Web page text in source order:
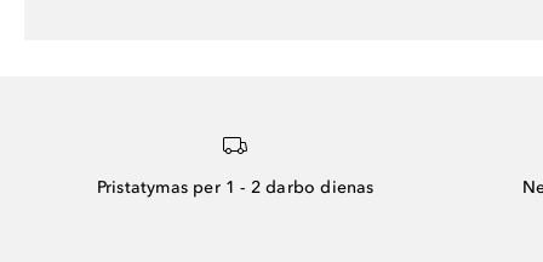
Pristatymas per 1 - 2 darbo dienas